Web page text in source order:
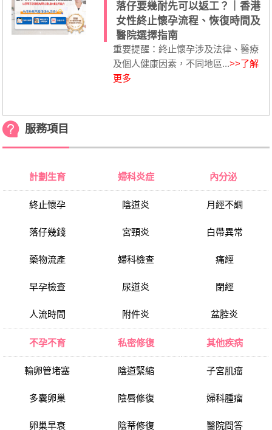
落仔要幾耐先可以返工？｜香港
女性終止懷孕流程、恢復時間及
醫院選擇指南
重要提醒：終止懷孕涉及法律、醫療
及個人健康因素，不同地區...>>了解
更多
服務項目
計劃生育
終止懷孕
落仔幾錢
藥物流產
早孕檢查
人流時間
婦科炎症
陰道炎
宮頸炎
婦科檢查
尿道炎
附件炎
內分泌
月經不調
白帶異常
痛經
閉經
盆腔炎
不孕不育
輸卵管堵塞
多囊卵巢
卵巢早衰
私密修復
陰道緊縮
陰唇修復
陰蒂修復
其他疾病
子宮肌瘤
婦科腫瘤
醫院問答